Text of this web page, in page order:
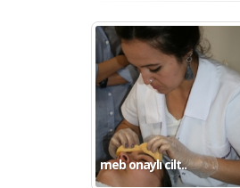
meb onaylı cilt..